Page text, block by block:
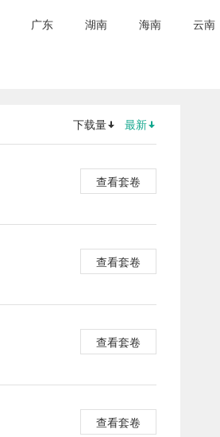
广东 湖南 海南 云南
下载量 最新
查看套卷
查看套卷
查看套卷
查看套卷